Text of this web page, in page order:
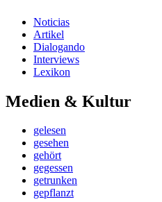
Noticias
Artikel
Dialogando
Interviews
Lexikon
Medien & Kultur
gelesen
gesehen
gehört
gegessen
getrunken
gepflanzt